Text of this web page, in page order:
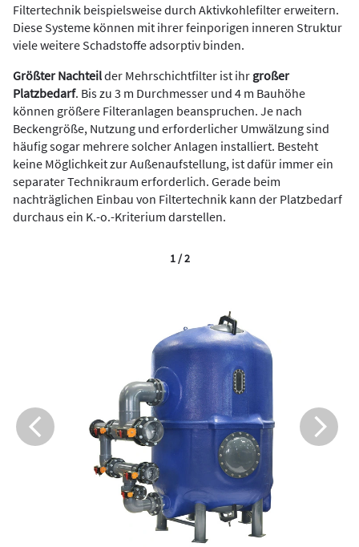
Filtertechnik beispielsweise durch Aktivkohlefilter erweitern.
Diese Systeme können mit ihrer feinporigen inneren Struktur
viele weitere Schadstoffe adsorptiv binden.
Größter Nachteilder Mehrschichtfilter ist ihr großer
Platzbedarf. Bis zu 3 m Durchmesser und 4 m Bauhöhe
können größere Filteranlagen beanspruchen. Je nach
Beckengröße, Nutzung und erforderlicher Umwälzung sind
häufig sogar mehrere solcher Anlagen installiert. Besteht
keine Möglichkeit zur Außenaufstellung, ist dafür immer ein
separater Technikraum erforderlich. Gerade beim
nachträglichen Einbau von Filtertechnik kann der Platzbedarf
durchaus ein K.-o.-Kriterium darstellen.
1 / 2